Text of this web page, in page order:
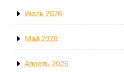
Июль 2026
Май 2026
Апрель 2026